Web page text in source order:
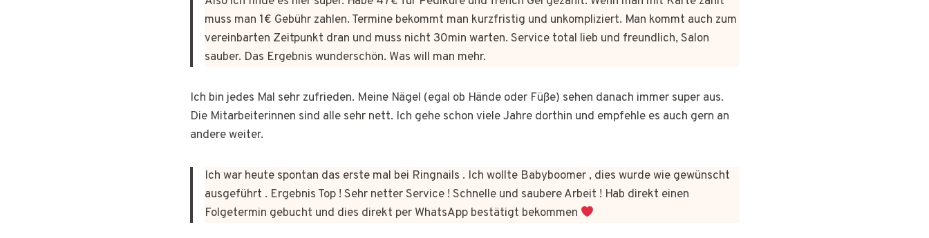
muss man 1€ Gebühr zahlen. Termine bekommt man kurzfristig und unkompliziert. Man kommt auch zum
vereinbarten Zeitpunkt dran und muss nicht 30min warten. Service total lieb und freundlich, Salon
sauber. Das Ergebnis wunderschön. Was will man mehr.
Ich bin jedes Mal sehr zufrieden. Meine Nägel (egal ob Hände oder Füße) sehen danach immer super aus.
Die Mitarbeiterinnen sind alle sehr nett. Ich gehe schon viele Jahre dorthin und empfehle es auch gern an
andere weiter.
Ich war heute spontan das erste mal bei Ringnails . Ich wollte Babyboomer , dies wurde wie gewünscht
ausgeführt . Ergebnis Top ! Sehr netter Service ! Schnelle und saubere Arbeit ! Hab direkt einen
Folgetermin gebucht und dies direkt per WhatsApp bestätigt bekommen